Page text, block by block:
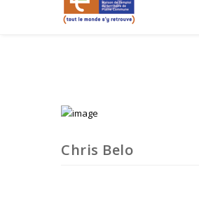
Chris Belo